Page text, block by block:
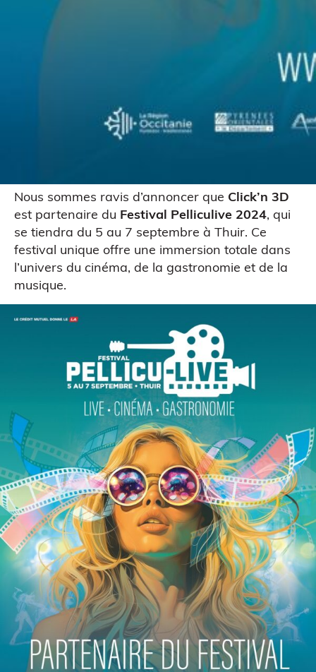
Nous sommes ravis d’annoncer que Click’n 3D
est partenaire du Festival Pelliculive 2024, qui
se tiendra du 5 au 7 septembre à Thuir. Ce
festival unique offre une immersion totale dans
l’univers du cinéma, de la gastronomie et de la
musique.